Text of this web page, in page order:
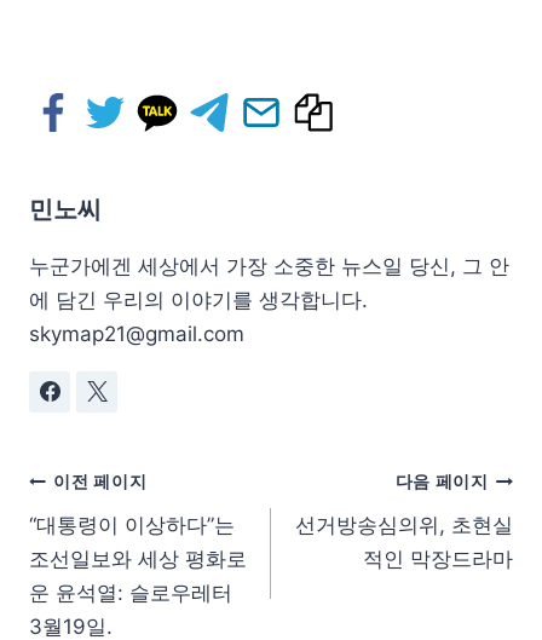
민노씨
누군가에겐 세상에서 가장 소중한 뉴스일 당신, 그 안
에 담긴 우리의 이야기를 생각합니다.
skymap21@gmail.com
이전 페이지
“대통령이 이상하다”는
조선일보와 세상 평화로
운 윤석열: 슬로우레터
3월19일.
다음 페이지
선거방송심의위, 초현실
적인 막장드라마